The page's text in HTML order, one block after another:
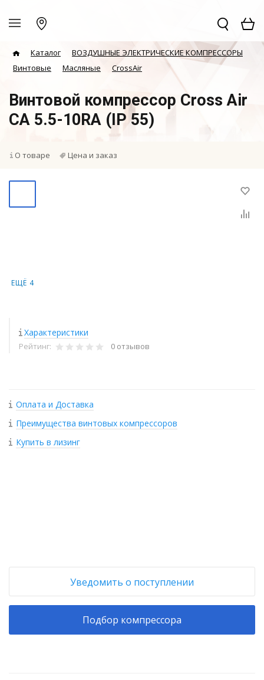
Каталог
ВОЗДУШНЫЕ ЭЛЕКТРИЧЕСКИЕ КОМПРЕССОРЫ
Винтовые
Масляные CrossAir
Винтовой компрессор Cross Air
CA 5.5-10RA (IP 55)
О товаре Цена и заказ
ЕЩЁ 4
Характеристики
Рейтинг: 0 отзывов
Оплата и Доставка
Преимущества винтовых компрессоров
Купить в лизинг
Уведомить о поступлении
Подбор компрессора